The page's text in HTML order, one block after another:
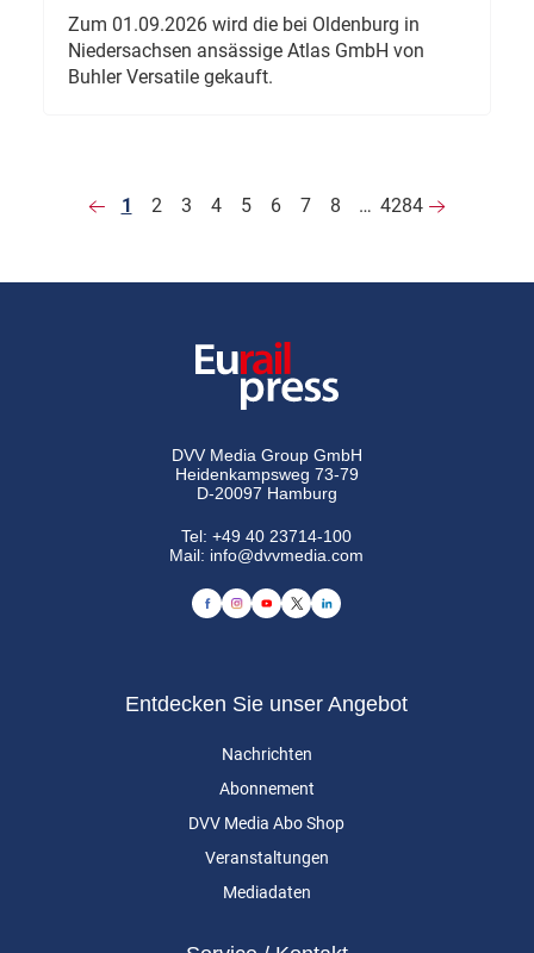
Zum 01.09.2026 wird die bei Oldenburg in
Niedersachsen ansässige Atlas GmbH von
Buhler Versatile gekauft.
1 2 3 4 5 6 7 8 … 4284
DVV Media Group GmbH
Heidenkampsweg 73-79
D-20097 Hamburg
Tel:+49 40 23714-100
Mail: info@dvvmedia.com
Entdecken Sie unser Angebot
Nachrichten
Abonnement
DVV Media Abo Shop
Veranstaltungen
Mediadaten